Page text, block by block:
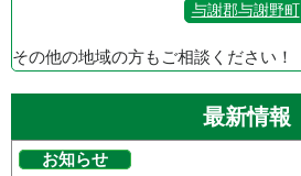
与謝郡与謝野町
その他の地域の方もご相談ください！
最新情報
お知らせ